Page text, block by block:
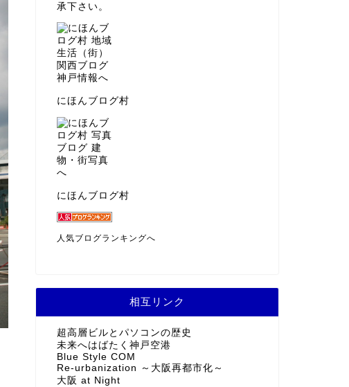
承下さい。
にほんブログ村
にほんブログ村
人気ブログランキングへ
相互リンク
超高層ビルとパソコンの歴史
未来へはばたく神戸空港
Blue Style COM
Re-urbanization ～大阪再都市化～
大阪 at Night